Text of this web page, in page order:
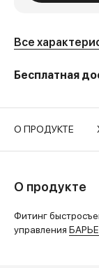
Все
Бесплатная
О ПРОДУКТЕ
О продукте
Фитинг
управления